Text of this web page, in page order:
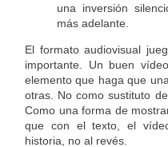
una inversión
más adelante.
El formato audiovisual
importante. Un buen
elemento que haga que
otras. No como sustituto
Como una forma de
que con el texto, el
historia, no al revés.